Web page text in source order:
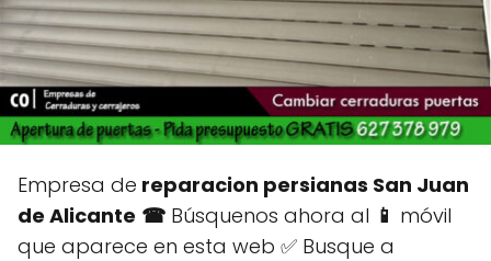
Empresa de reparacion persianas San Juan
de Alicante ☎ Búsquenos ahora al 📱 móvil
que aparece en esta web ✅ Busque a